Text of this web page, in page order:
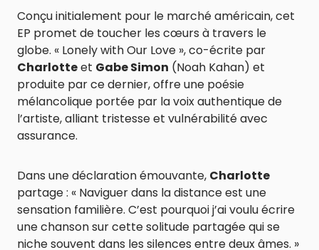
Conçu initialement pour le marché américain, cet
EP promet de toucher les cœurs à travers le
globe. « Lonely with Our Love », co-écrite par
Charlotteet Gabe Simon (Noah Kahan) et
produite par ce dernier, offre une poésie
mélancolique portée par la voix authentique de
l’artiste, alliant tristesse et vulnérabilité avec
assurance.
Dans une déclaration émouvante, Charlotte
partage : « Naviguer dans la distance est une
sensation familière. C’est pourquoi j’ai voulu écrire
une chanson sur cette solitude partagée qui se
niche souvent dans les silences entre deux âmes. »